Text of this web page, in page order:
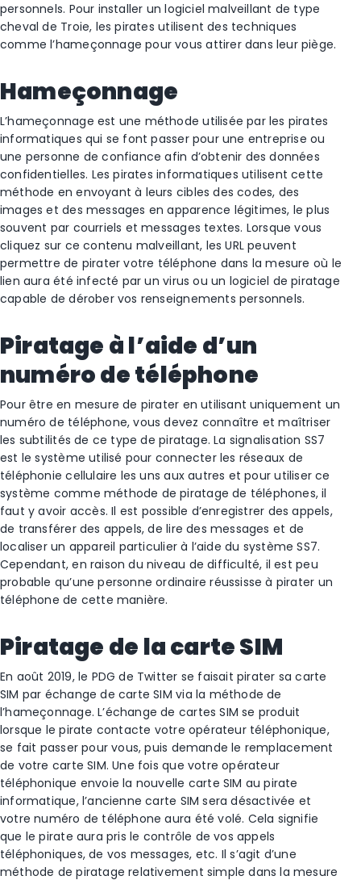
personnels. Pour installer un logiciel malveillant de type
cheval de Troie, les pirates utilisent des techniques
comme l’hameçonnage pour vous attirer dans leur piège.
Hameçonnage
L’hameçonnage est une méthode utilisée par les pirates
informatiques qui se font passer pour une entreprise ou
une personne de confiance afin d’obtenir des données
confidentielles. Les pirates informatiques utilisent cette
méthode en envoyant à leurs cibles des codes, des
images et des messages en apparence légitimes, le plus
souvent par courriels et messages textes. Lorsque vous
cliquez sur ce contenu malveillant, les URL peuvent
permettre de pirater votre téléphone dans la mesure où le
lien aura été infecté par un virus ou un logiciel de piratage
capable de dérober vos renseignements personnels.
Piratage à l’aide d’un
numéro de téléphone
Pour être en mesure de pirater en utilisant uniquement un
numéro de téléphone, vous devez connaître et maîtriser
les subtilités de ce type de piratage. La signalisation SS7
est le système utilisé pour connecter les réseaux de
téléphonie cellulaire les uns aux autres et pour utiliser ce
système comme méthode de piratage de téléphones, il
faut y avoir accès. Il est possible d’enregistrer des appels,
de transférer des appels, de lire des messages et de
localiser un appareil particulier à l’aide du système SS7.
Cependant, en raison du niveau de difficulté, il est peu
probable qu’une personne ordinaire réussisse à pirater un
téléphone de cette manière.
Piratage de la carte SIM
En août 2019, le PDG de Twitter se faisait pirater sa carte
SIM par échange de carte SIM via la méthode de
l’hameçonnage. L’échange de cartes SIM se produit
lorsque le pirate contacte votre opérateur téléphonique,
se fait passer pour vous, puis demande le remplacement
de votre carte SIM. Une fois que votre opérateur
téléphonique envoie la nouvelle carte SIM au pirate
informatique, l’ancienne carte SIM sera désactivée et
votre numéro de téléphone aura été volé. Cela signifie
que le pirate aura pris le contrôle de vos appels
téléphoniques, de vos messages, etc. Il s’agit d’une
méthode de piratage relativement simple dans la mesure